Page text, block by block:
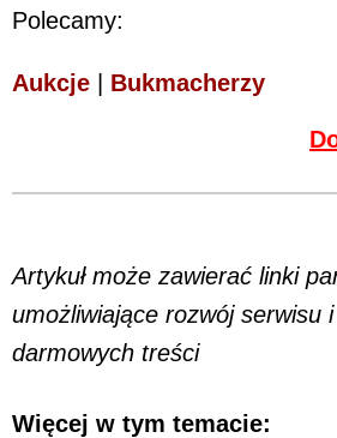
Polecamy:
Aukcje Bukmacherzy
Artykuł może zawierać linki
umożliwiające rozwój serwisu
darmowych treści
Więcej w tym temacie: